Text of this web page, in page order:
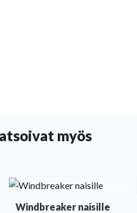
myös
Windbreaker naisille